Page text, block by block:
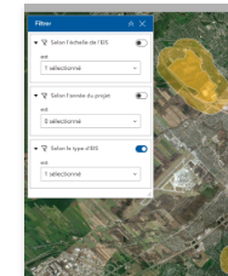
Cartographier
les
EIS
au
Québec
Une
nouvelle
ressource
pour
les